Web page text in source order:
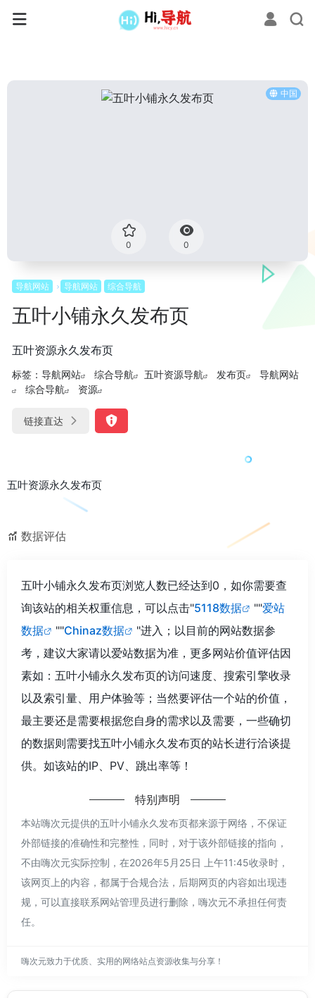
中国
0 0
导航网站 导航网站 综合导航
五叶小铺永久发布页
五叶资源永久发布页
标签： 导航网站 综合导航 五叶资源导航 发布页
导航网站
综合导航
资源
链接直达
五叶资源永久发布页
数据评估
五叶小铺永久发布页浏览人数已经达到0，如你需要查
询该站的相关权重信息，可以点击"5118数据 ""爱站
数据
""Chinaz数据
"进入；以目前的网站数据参
考，建议大家请以爱站数据为准，更多网站价值评估因
素如：五叶小铺永久发布页的访问速度、搜索引擎收录
以及索引量、用户体验等；当然要评估一个站的价值，
最主要还是需要根据您自身的需求以及需要，一些确切
的数据则需要找五叶小铺永久发布页的站长进行洽谈提
供。如该站的IP、PV、跳出率等！
特别声明
本站嗨次元提供的五叶小铺永久发布页都来源于网络，不保证
外部链接的准确性和完整性，同时，对于该外部链接的指向，
不由嗨次元实际控制，在2026年5月25日 上午11:45收录时，
该网页上的内容，都属于合规合法，后期网页的内容如出现违
规，可以直接联系网站管理员进行删除，嗨次元不承担任何责
任。
嗨次元致力于优质、实用的网络站点资源收集与分享！